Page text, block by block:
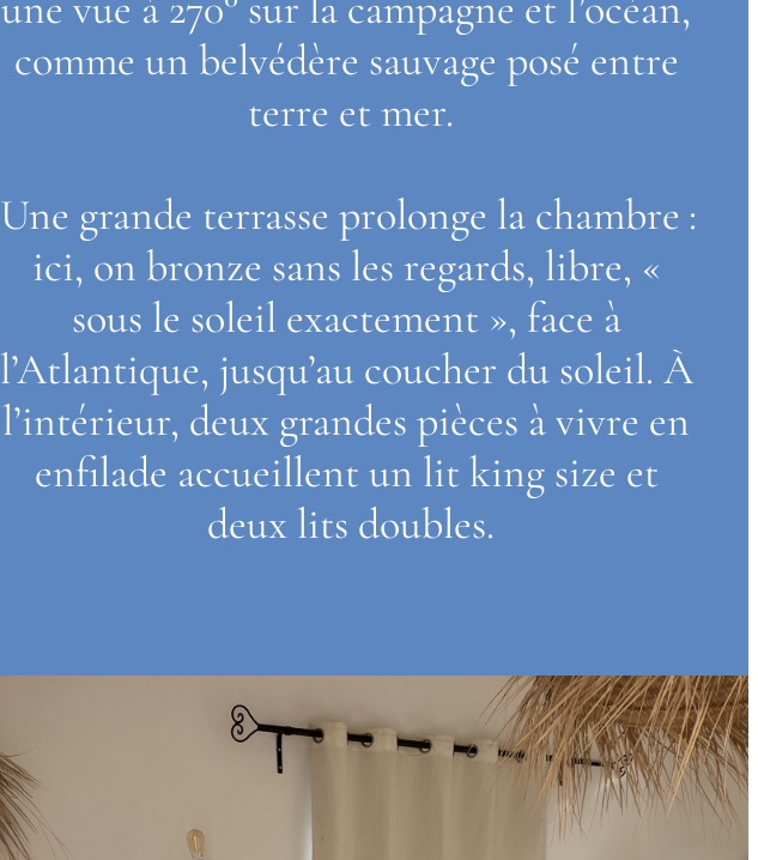
comme un belvédère sauvage posé entre
terre et mer.
Une grande terrasse prolonge la chambre :
ici, on bronze sans les regards, libre, «
sous le soleil exactement », face à
l’Atlantique, jusqu’au coucher du soleil. À
l’intérieur, deux grandes pièces à vivre en
enfilade accueillent un lit king size et
deux lits doubles.